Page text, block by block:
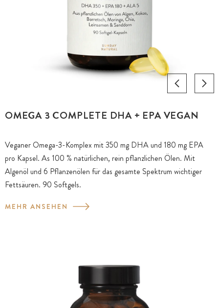
OMEGA 3 COMPLETE DHA + EPA VEGAN
Veganer Omega-3-Komplex mit 350 mg DHA und 180 mg EPA
pro Kapsel. As 100 % natürlichen, rein pflanzlichen Ölen. Mit
Algenöl und 6 Pflanzenölen für das gesamte Spektrum wichtiger
Fettsäuren. 90 Softgels.
MEHR ANSEHEN